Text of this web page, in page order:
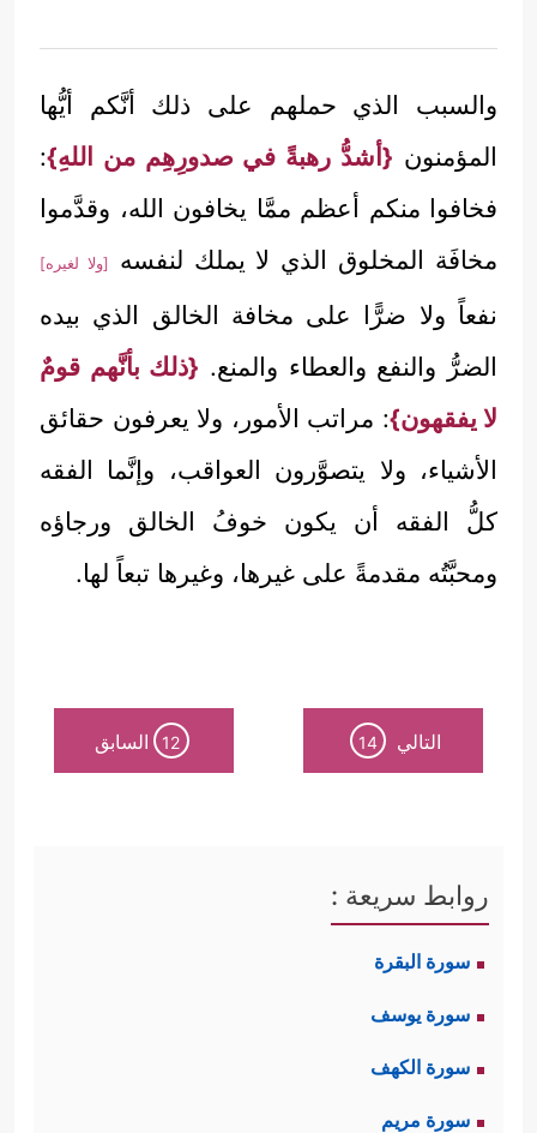
والسبب الذي حملهم على ذلك أنَّكم أيُّها
المؤمنون {أشدُّ رهبةً في صدورِهِم من اللهِ}:
فخافوا منكم أعظم ممَّا يخافون الله، وقدَّموا
مخافَة المخلوق الذي لا يملك لنفسه
[ولا لغيره]
نفعاً ولا ضرًّا على مخافة الخالق الذي بيده
الضرُّ والنفع والعطاء والمنع. {ذلك بأنَّهم قومٌ
لا يفقهون}: مراتب الأمور، ولا يعرفون حقائق
الأشياء، ولا يتصوَّرون العواقب، وإنَّما الفقه
كلُّ الفقه أن يكون خوفُ الخالق ورجاؤه
ومحبَّتُه مقدمةً على غيرها، وغيرها تبعاً لها.
التالي 14
12 السابق
روابط سريعة :
سورة البقرة
سورة يوسف
سورة الكهف
سورة مريم